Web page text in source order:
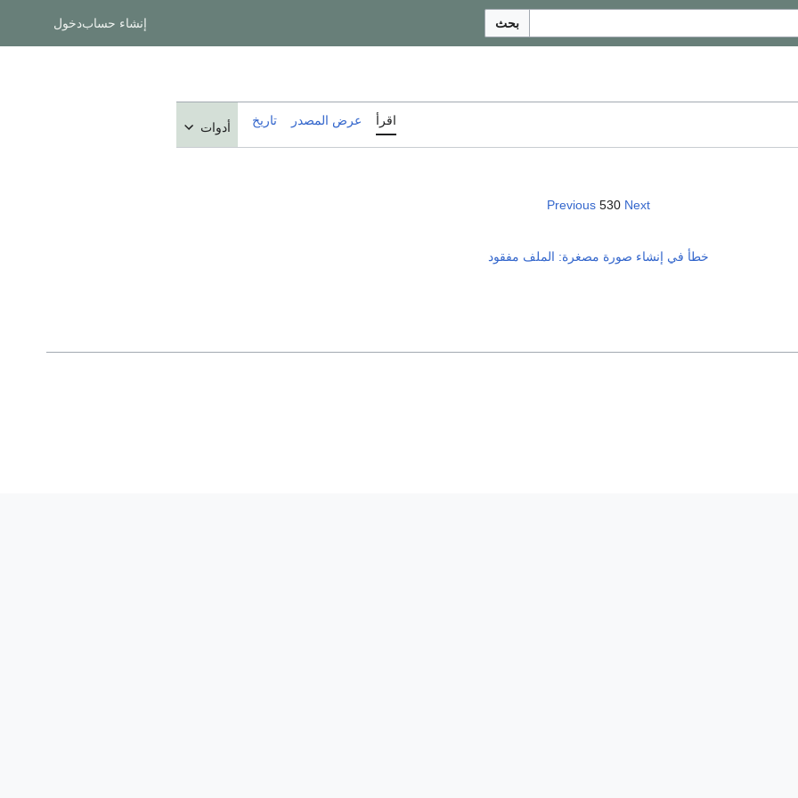
بحث إنشاء حسابدخول
اقرأ عرض المصدر تاريخ أدوات
Previous 530 Next
خطأ في إنشاء صورة مصغرة: الملف مفقود